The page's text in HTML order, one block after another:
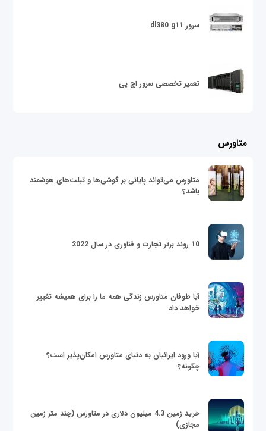
سرور dl380 g11
تعمیر تخصصی سرور اچ پی
متاورس
متاورس می‌تواند پایانی بر گوشی‌ها و تبلت‌های هوشمند
باشد؟
10 روند برتر تجارت و فناوری در سال 2022
آیا طوفان متاورس زندگی همه ما را برای همیشه تغییر
خواهد داد
آیا ورود ایرانیان به دنیای متاورس امکان‌پذیر است؟
چگونه؟
خرید زمین 4.3 میلیون دلاری در متاورس (چند متر زمین
مجازی)